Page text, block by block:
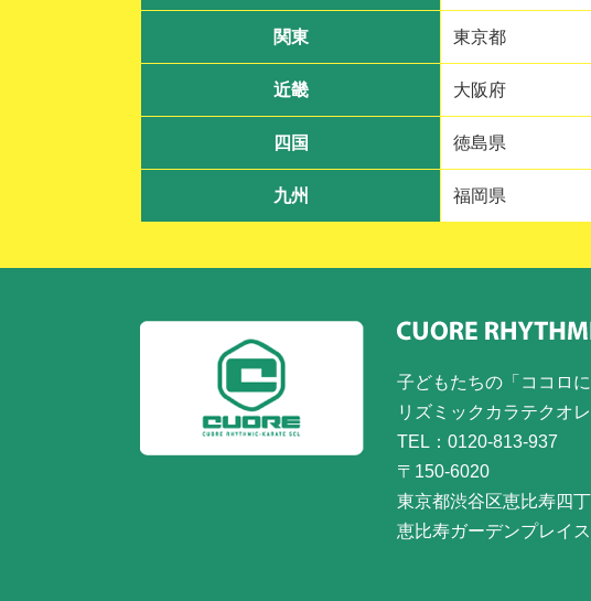
関東 東京都
近畿 大阪府
四国 徳島県
九州 福岡県
子どもたちの「ココロに
リズミックカラテクオレ
TEL：0120-813-937
〒150-6020
東京都渋谷区恵比寿四
恵比寿ガーデンプレイ